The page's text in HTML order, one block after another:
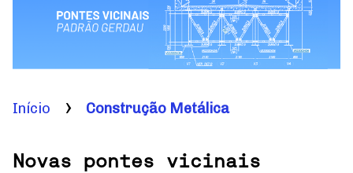
Início Construção Metálica
Novas pontes vicinais